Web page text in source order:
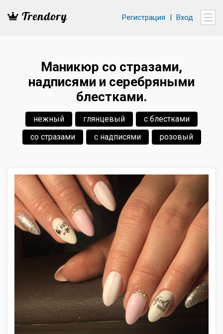
Регистрация | Вход
Маникюр со стразами,
надписями и серебряными
блестками.
нежный глянцевый
с блестками
со стразами
с надписями розовый